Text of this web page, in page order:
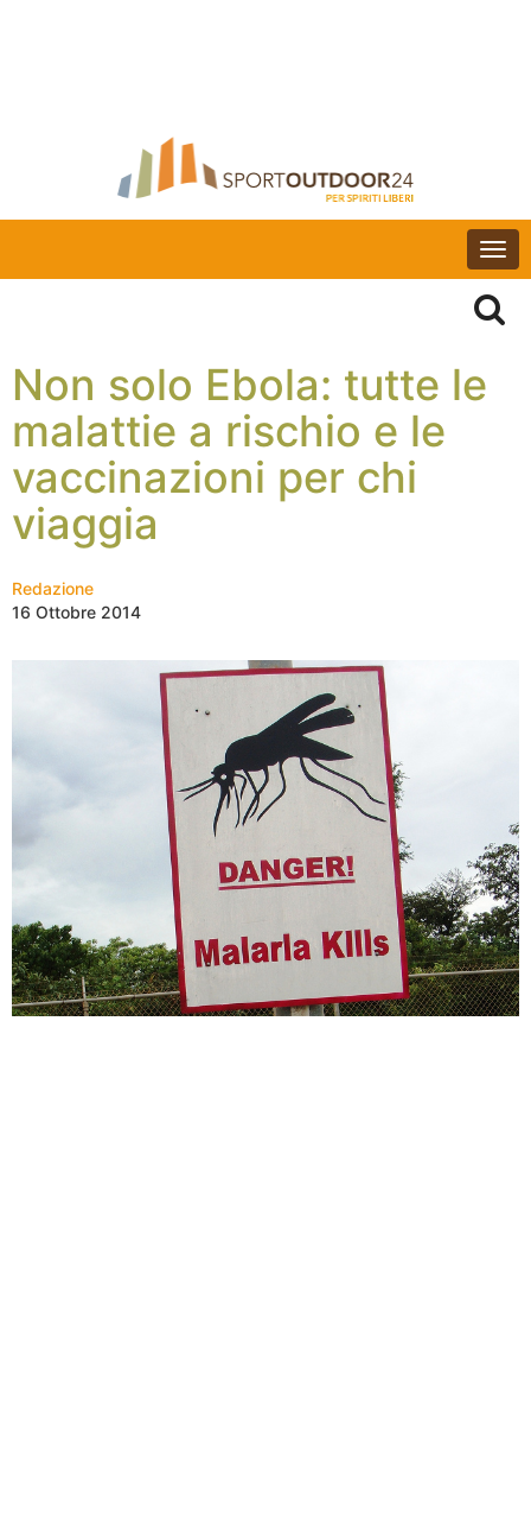
Non solo Ebola: tutte le
malattie a rischio e le
vaccinazioni per chi
viaggia
Redazione
16 Ottobre 2014